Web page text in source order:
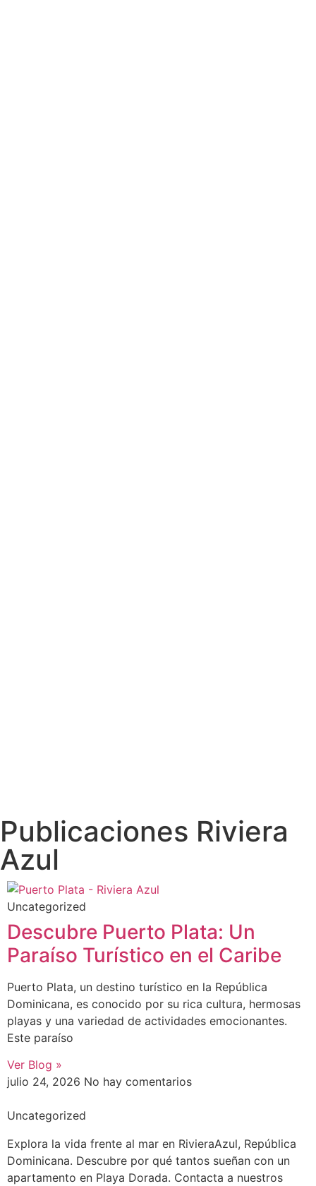
Publicaciones Riviera
Azul
Uncategorized
Descubre Puerto Plata: Un
Paraíso Turístico en el Caribe
Puerto Plata, un destino turístico en la República
Dominicana, es conocido por su rica cultura, hermosas
playas y una variedad de actividades emocionantes.
Este paraíso
Ver Blog »
julio 24, 2026 No hay comentarios
Uncategorized
Explora la vida frente al mar en RivieraAzul, República
Dominicana. Descubre por qué tantos sueñan con un
apartamento en Playa Dorada. Contacta a nuestros